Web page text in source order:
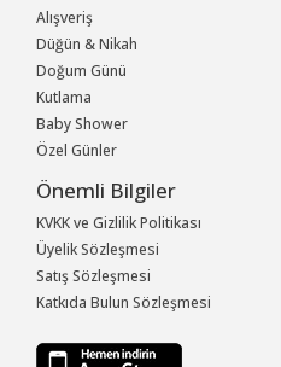
Alışveriş
Düğün & Nikah
Doğum Günü
Kutlama
Baby Shower
Özel Günler
Önemli Bilgiler
KVKK ve Gizlilik Politikası
Üyelik Sözleşmesi
Satış Sözleşmesi
Katkıda Bulun Sözleşmesi